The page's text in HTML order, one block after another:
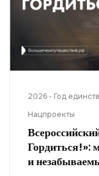
2026 - Год
Нацпроекты
Гордиться!»:
и